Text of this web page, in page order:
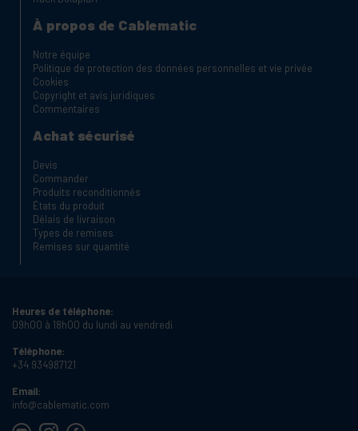
À propos de Cablematic
Notre équipe
Politique de protection des données personnelles et vie privée
Cookies
Copyright et avis juridiques
Commentaires
Achat sécurisé
Devis
Commander
Produits reconditionnés
États du produit
Délais de livraison
Types de remises
Remises sur quantité
Heures de téléphone:
09h00 à 18h00 du lundi au vendredi
Téléphone:
+34 934987121
Email:
info@cablematic.com